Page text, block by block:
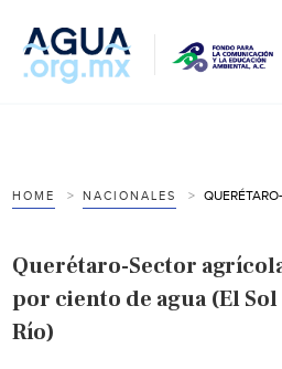
HOME NACIONALES
Querétaro-Sector
por ciento de agua (El Sol
Río)